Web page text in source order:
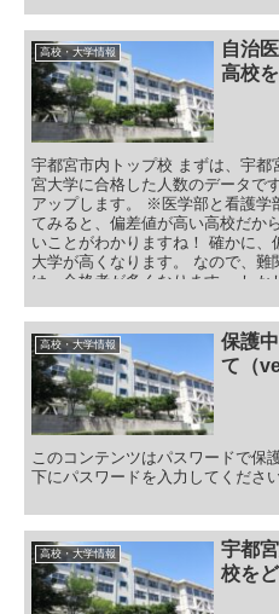
高校・大学情報
自治
高校
宇都宮市内トップ校 まずは、宇
宮大学に合格した人数のデータで
アップします。 ※医学部と看護学
てみると、偏差値が高い高校だか
いことがわかりますね！ 確かに
大学が高くなります。 なので、
は、合格者が多くなります。 しか
たいのか」ここまで検討して高校
すね！ 一番、目立つところから見
高校・大学情報
保護
て（
このコンテンツはパスワードで保
下にパスワードを入力してくださ
高校・大学情報
宇都
校を